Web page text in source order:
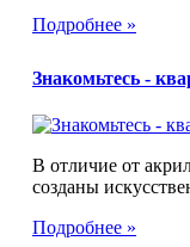
Подробнее »
Знакомьтесь -
В отличие от
созданы
Подробнее »